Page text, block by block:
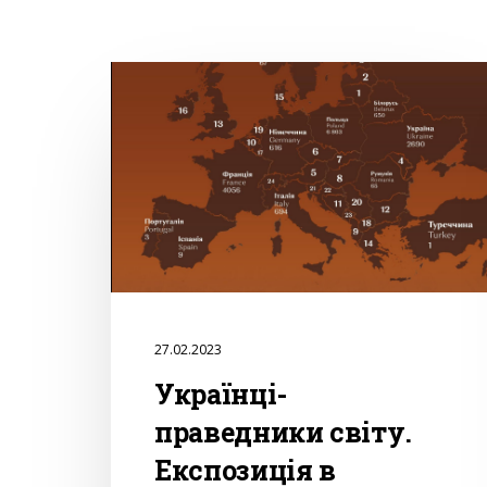
27.02.2023
Українці-
праведники світу.
Експозиція в